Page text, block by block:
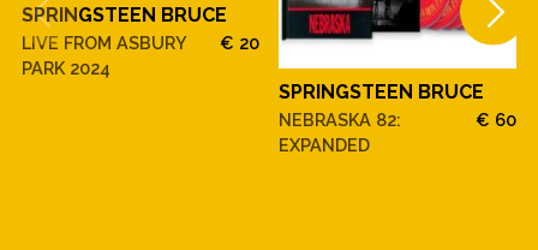
SPRINGSTEEN BRUCE
LIVE FROM ASBURY
PARK 2024
€ 20
SPRINGSTEEN BRUCE
NEBRASKA 82:
EXPANDED
€ 60